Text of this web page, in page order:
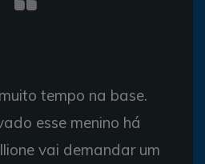
tempo na base.
esse menino há
vai demandar um